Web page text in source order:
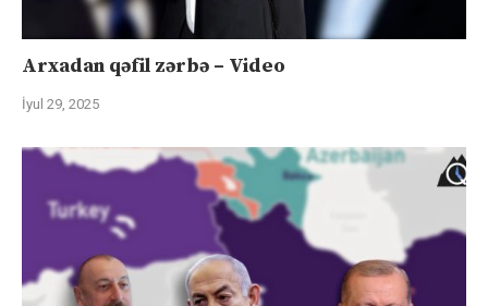
Arxadan qəfil zərbə – Video
İyul 29, 2025